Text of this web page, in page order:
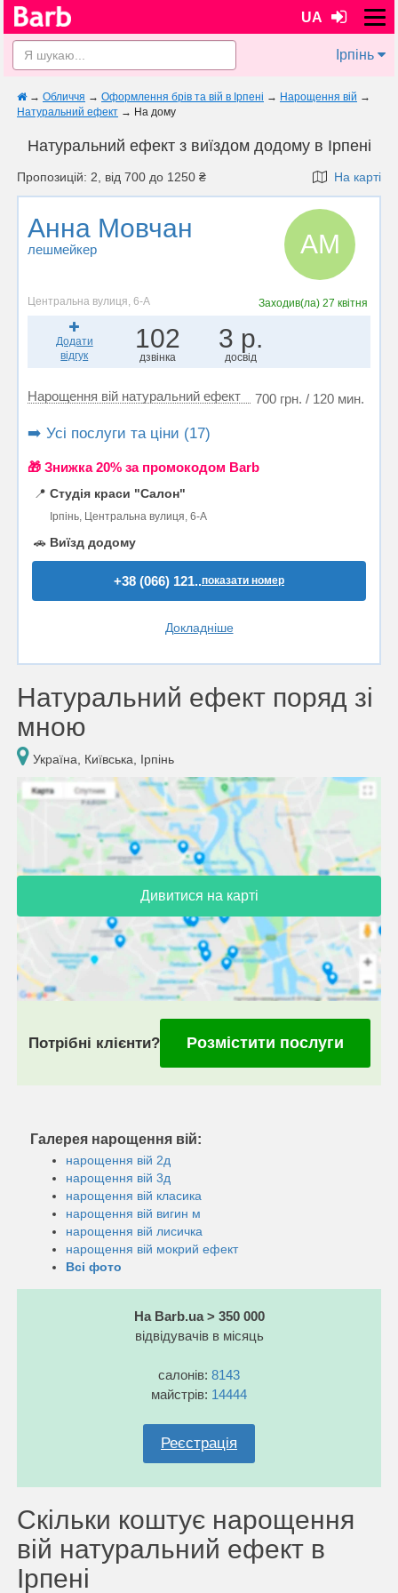
UA
Ірпінь
→ Обличчя → Оформлення брів та вій в Ірпені → Нарощення вій →
Натуральний ефект → На дому
Натуральний ефект з виїздом додому в Ірпені
Пропозицій: 2, від 700 до 1250 ₴ На карті
Анна Мовчан
лешмейкер АМ
Центральна вулиця, 6-А Заходив(ла)27 квітня
Додати
відгук
102
дзвінка
3 р.
досвід
Нарощення вій натуральний ефект 700 грн. / 120 мин.
➡️ Усі послуги та ціни (17)
🎁 Знижка 20% за промокодом Barb
📍 Студія краси "Салон"
Ірпінь, Центральна вулиця, 6-А
🚗 Виїзд додому
+38 (066) 121..показати номер
Докладніше
Натуральний ефект поряд зі
мною
Україна, Київська, Ірпінь
Дивитися на карті
Потрібні клієнти? Розмістити послуги
Галерея нарощення вій:
нарощення вій 2д
нарощення вій 3д
нарощення вій класика
нарощення вій вигин м
нарощення вій лисичка
нарощення вій мокрий ефект
Всі фото
На Barb.ua > 350 000
відвідувачів в місяць
салонів: 8143
майстрів: 14444
Реєстрація
Скільки коштує нарощення
вій натуральний ефект в
Ірпені